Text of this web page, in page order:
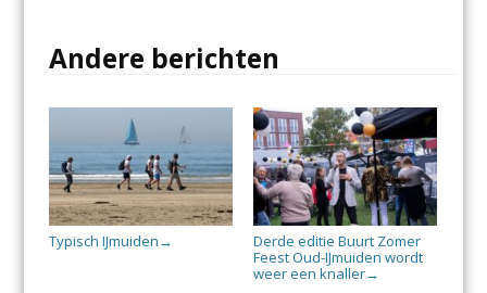
Andere berichten
Typisch IJmuiden →
Derde editie Buurt Zomer
Feest Oud-IJmuiden wordt
weer een knaller→